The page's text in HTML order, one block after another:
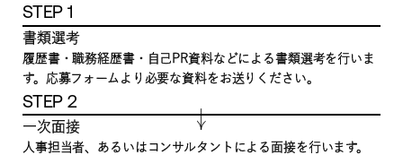
STEP 1
書類選考
履歴書・職務経歴書・自己PR資料などによる書類選考を行いま
す。応募フォームより必要な資料をお送りください。
STEP 2
一次面接
人事担当者、あるいはコンサルタントによる面接を行います。